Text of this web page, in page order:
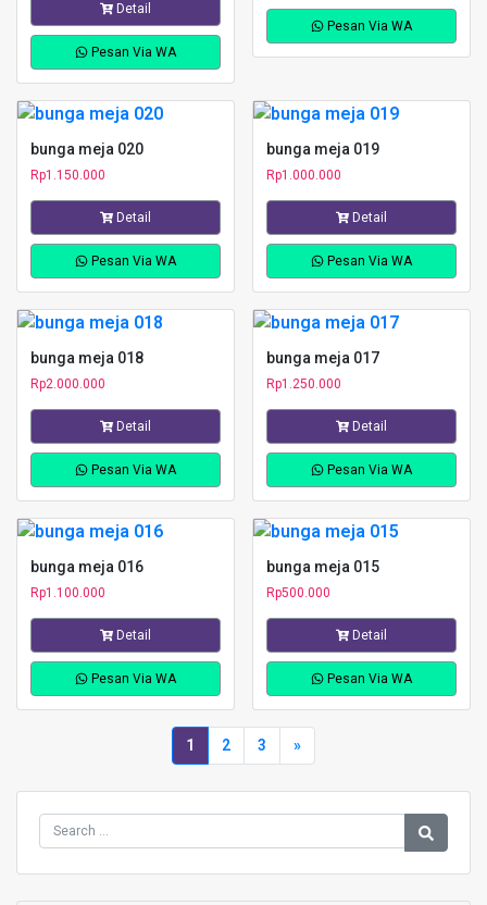
Detail
Pesan Via WA
Pesan Via WA
bunga meja 020
Rp1.150.000
Detail
Pesan Via WA
bunga meja 019
Rp1.000.000
Detail
Pesan Via WA
bunga meja 018
Rp2.000.000
Detail
Pesan Via WA
bunga meja 017
Rp1.250.000
Detail
Pesan Via WA
bunga meja 016
Rp1.100.000
Detail
Pesan Via WA
bunga meja 015
Rp500.000
Detail
Pesan Via WA
1 2 3 »